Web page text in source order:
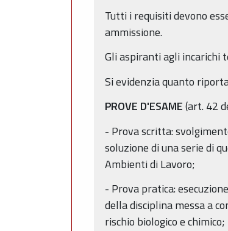
Tutti i requisiti devono
ammissione.
Gli aspiranti agli incarichi
Si evidenzia quanto
PROVE D'ESAME(art. 42
- Prova scritta:
soluzione di una serie di
Ambienti di Lavoro;
- Prova pratica:
della disciplina messa a
rischio biologico e chimico;